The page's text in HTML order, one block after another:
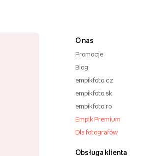
O nas
Promocje
Blog
empikfoto.cz
empikfoto.sk
empikfoto.ro
Empik Premium
Dla fotografów
Obsługa klienta